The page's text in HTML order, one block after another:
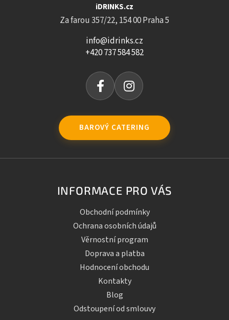
iDRINKS.cz
Za farou 357/22, 154 00 Praha 5
info@idrinks.cz
+420 737 584 582
BAROVÝ CATERING
INFORMACE PRO VÁS
Obchodní podmínky
Ochrana osobních údajů
Věrnostní program
Doprava a platba
Hodnocení obchodu
Kontakty
Blog
Odstoupení od smlouvy